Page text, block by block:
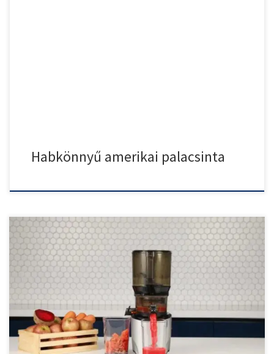
Habkönnyű amerikai palacsinta
A palacsinták elkészítése és tálalása számos lehetőséget kínál a
kreativitásra […]